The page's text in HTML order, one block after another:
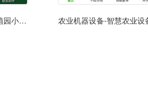
有机种植-上海有机种植园小程序模板